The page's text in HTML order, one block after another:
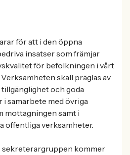
för att i den öppna
insatser som främjar
för befolkningen i vårt
skall präglas av
och goda
samarbete med övriga
mottagningen samt i
offentliga verksamheter.
sekreterargruppen kommer